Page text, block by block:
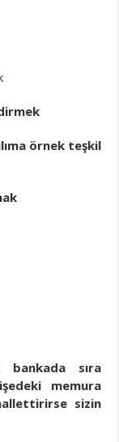
örnek teşkil
sıra
memura
sizin